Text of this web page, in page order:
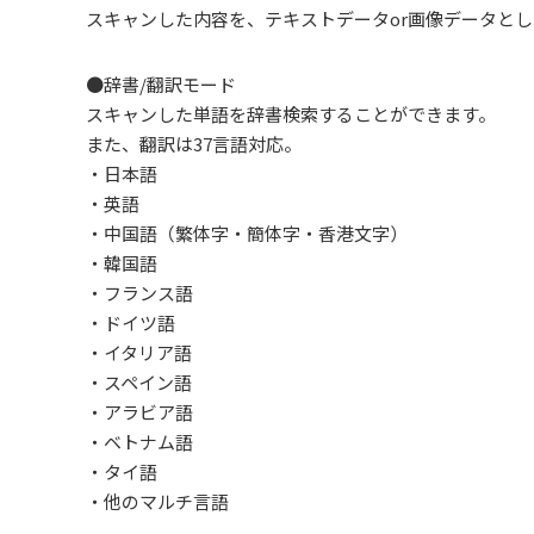
スキャンした内容を、テキストデータor画像データと
●辞書/翻訳モード
スキャンした単語を辞書検索することができます。
また、翻訳は37言語対応。
・日本語
・英語
・中国語（繁体字・簡体字・香港文字）
・韓国語
・フランス語
・ドイツ語
・イタリア語
・スペイン語
・アラビア語
・ベトナム語
・タイ語
・他のマルチ言語